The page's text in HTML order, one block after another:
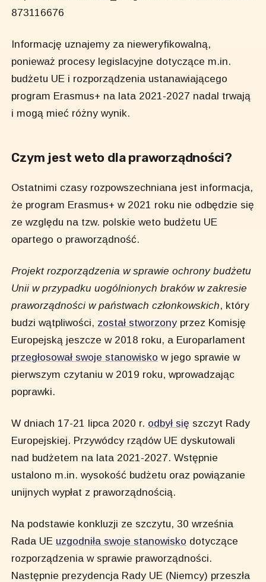
873116676
Informację uznajemy za nieweryfikowalną,
ponieważ procesy legislacyjne dotyczące m.in.
budżetu UE i rozporządzenia ustanawiającego
program Erasmus+ na lata 2021-2027 nadal trwają
i mogą mieć różny wynik.
Czym jest weto dla praworządności?
Ostatnimi czasy rozpowszechniana jest informacja,
że program Erasmus+ w 2021 roku nie odbędzie się
ze względu na tzw. polskie weto budżetu UE
opartego o praworządność.
Projekt rozporządzenia w sprawie ochrony budżetu
Unii w przypadku uogólnionych braków w zakresie
praworządności w państwach członkowskich, który
budzi wątpliwości, został stworzony przez Komisję
Europejską jeszcze w 2018 roku, a Europarlament
przegłosował swoje stanowisko w jego sprawie w
pierwszym czytaniu w 2019 roku, wprowadzając
poprawki.
W dniach 17-21 lipca 2020 r. odbył się szczyt Rady
Europejskiej. Przywódcy rządów UE dyskutowali
nad budżetem na lata 2021-2027. Wstępnie
ustalono m.in. wysokość budżetu oraz powiązanie
unijnych wypłat z praworządnością.
Na podstawie konkluzji ze szczytu, 30 września
Rada UE uzgodniła swoje stanowisko dotyczące
rozporządzenia w sprawie praworządności.
Następnie prezydencja Rady UE (Niemcy) przeszła